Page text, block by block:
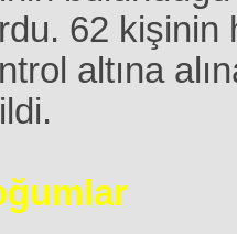
62 kişinin
altına